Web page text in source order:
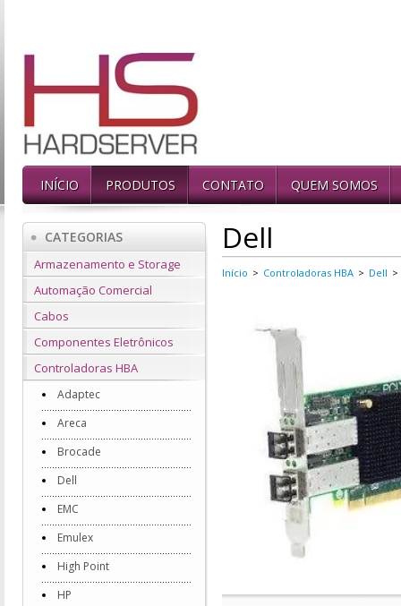
INÍCIO PRODUTOS CONTATO QUEM SOMOS
CATEGORIAS
Armazenamento e Storage
Automação Comercial
Cabos
Componentes Eletrônicos
Controladoras HBA
Adaptec
Areca
Brocade
Dell
EMC
Emulex
High Point
HP
Dell
Início > Controladoras HBA > Dell >